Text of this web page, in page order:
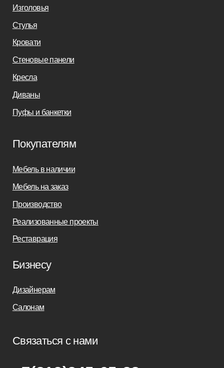
sofas-decor@mail.ru
Заказать звонок
+7(812)245-65-88